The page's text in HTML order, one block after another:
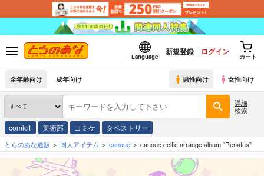
Language
新規登録 ログイン
カート
全年齢向け 成年向け 男性向け 女性向け
詳細
検索
comic1 美術部 コミケ タペストリー
とらのあな通販 同人アイテム canoue canoue celtic arrange album “Renatus”